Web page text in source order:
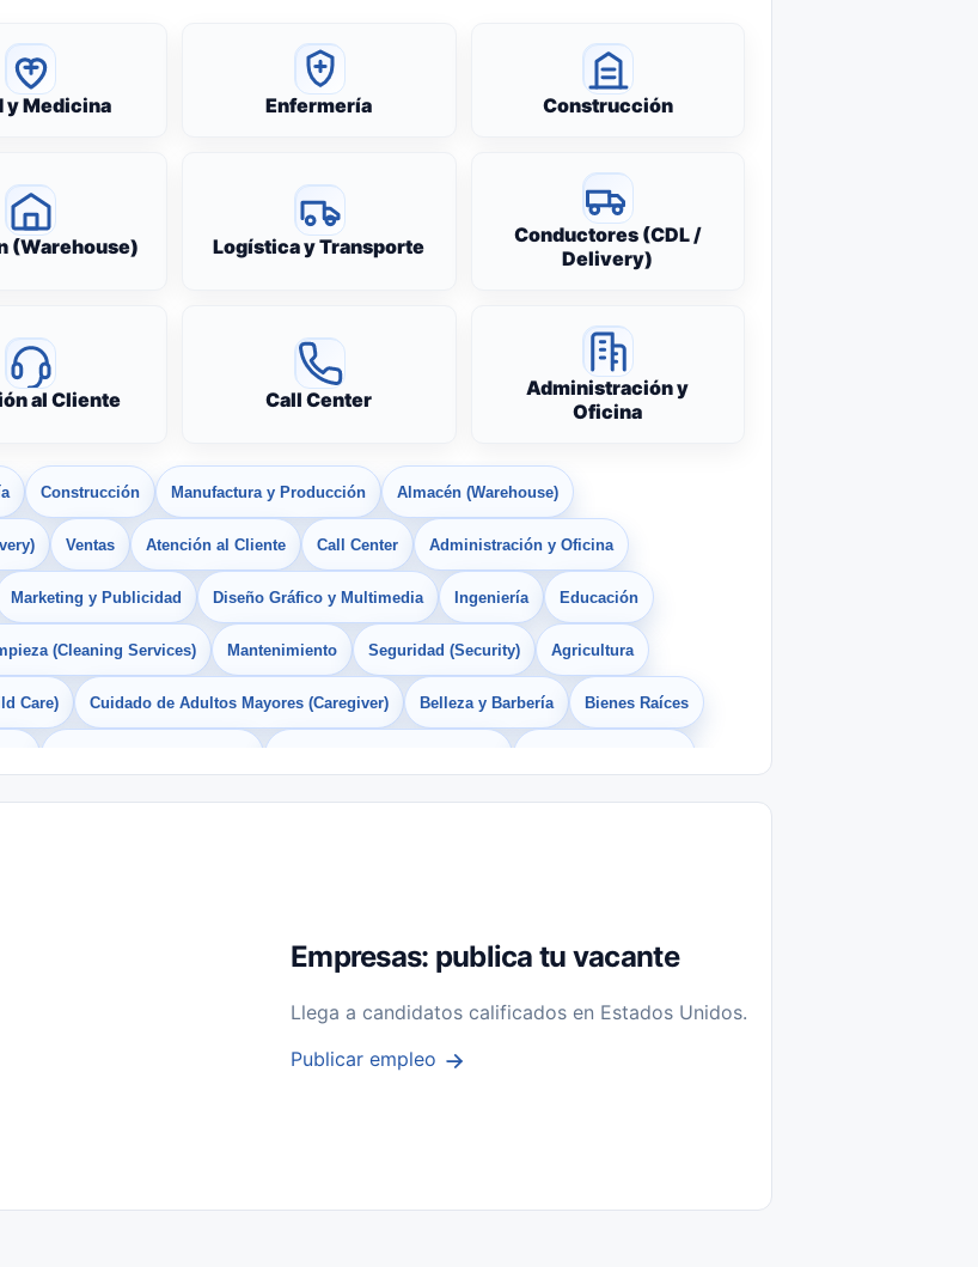
y Medicina Enfermería Construcción
(Warehouse) Logística y Transporte
Conductores (CDL /
Delivery)
al Cliente Call Center
Administración y
Oficina
Construcción Manufactura y Producción Almacén (Warehouse)
Ventas Atención al Cliente Call Center Administración y Oficina
Marketing y Publicidad Diseño Gráfico y Multimedia Ingeniería Educación
(Cleaning Services) Mantenimiento Seguridad (Security) Agricultura
Care) Cuidado de Adultos Mayores (Caregiver) Belleza y Barbería Bienes Raíces
Estudiantes Empleos Bilingües (English/Spanish) Sin Experiencia
Empresas: publica tu vacante
Llega a candidatos calificados en Estados Unidos.
Publicar empleo